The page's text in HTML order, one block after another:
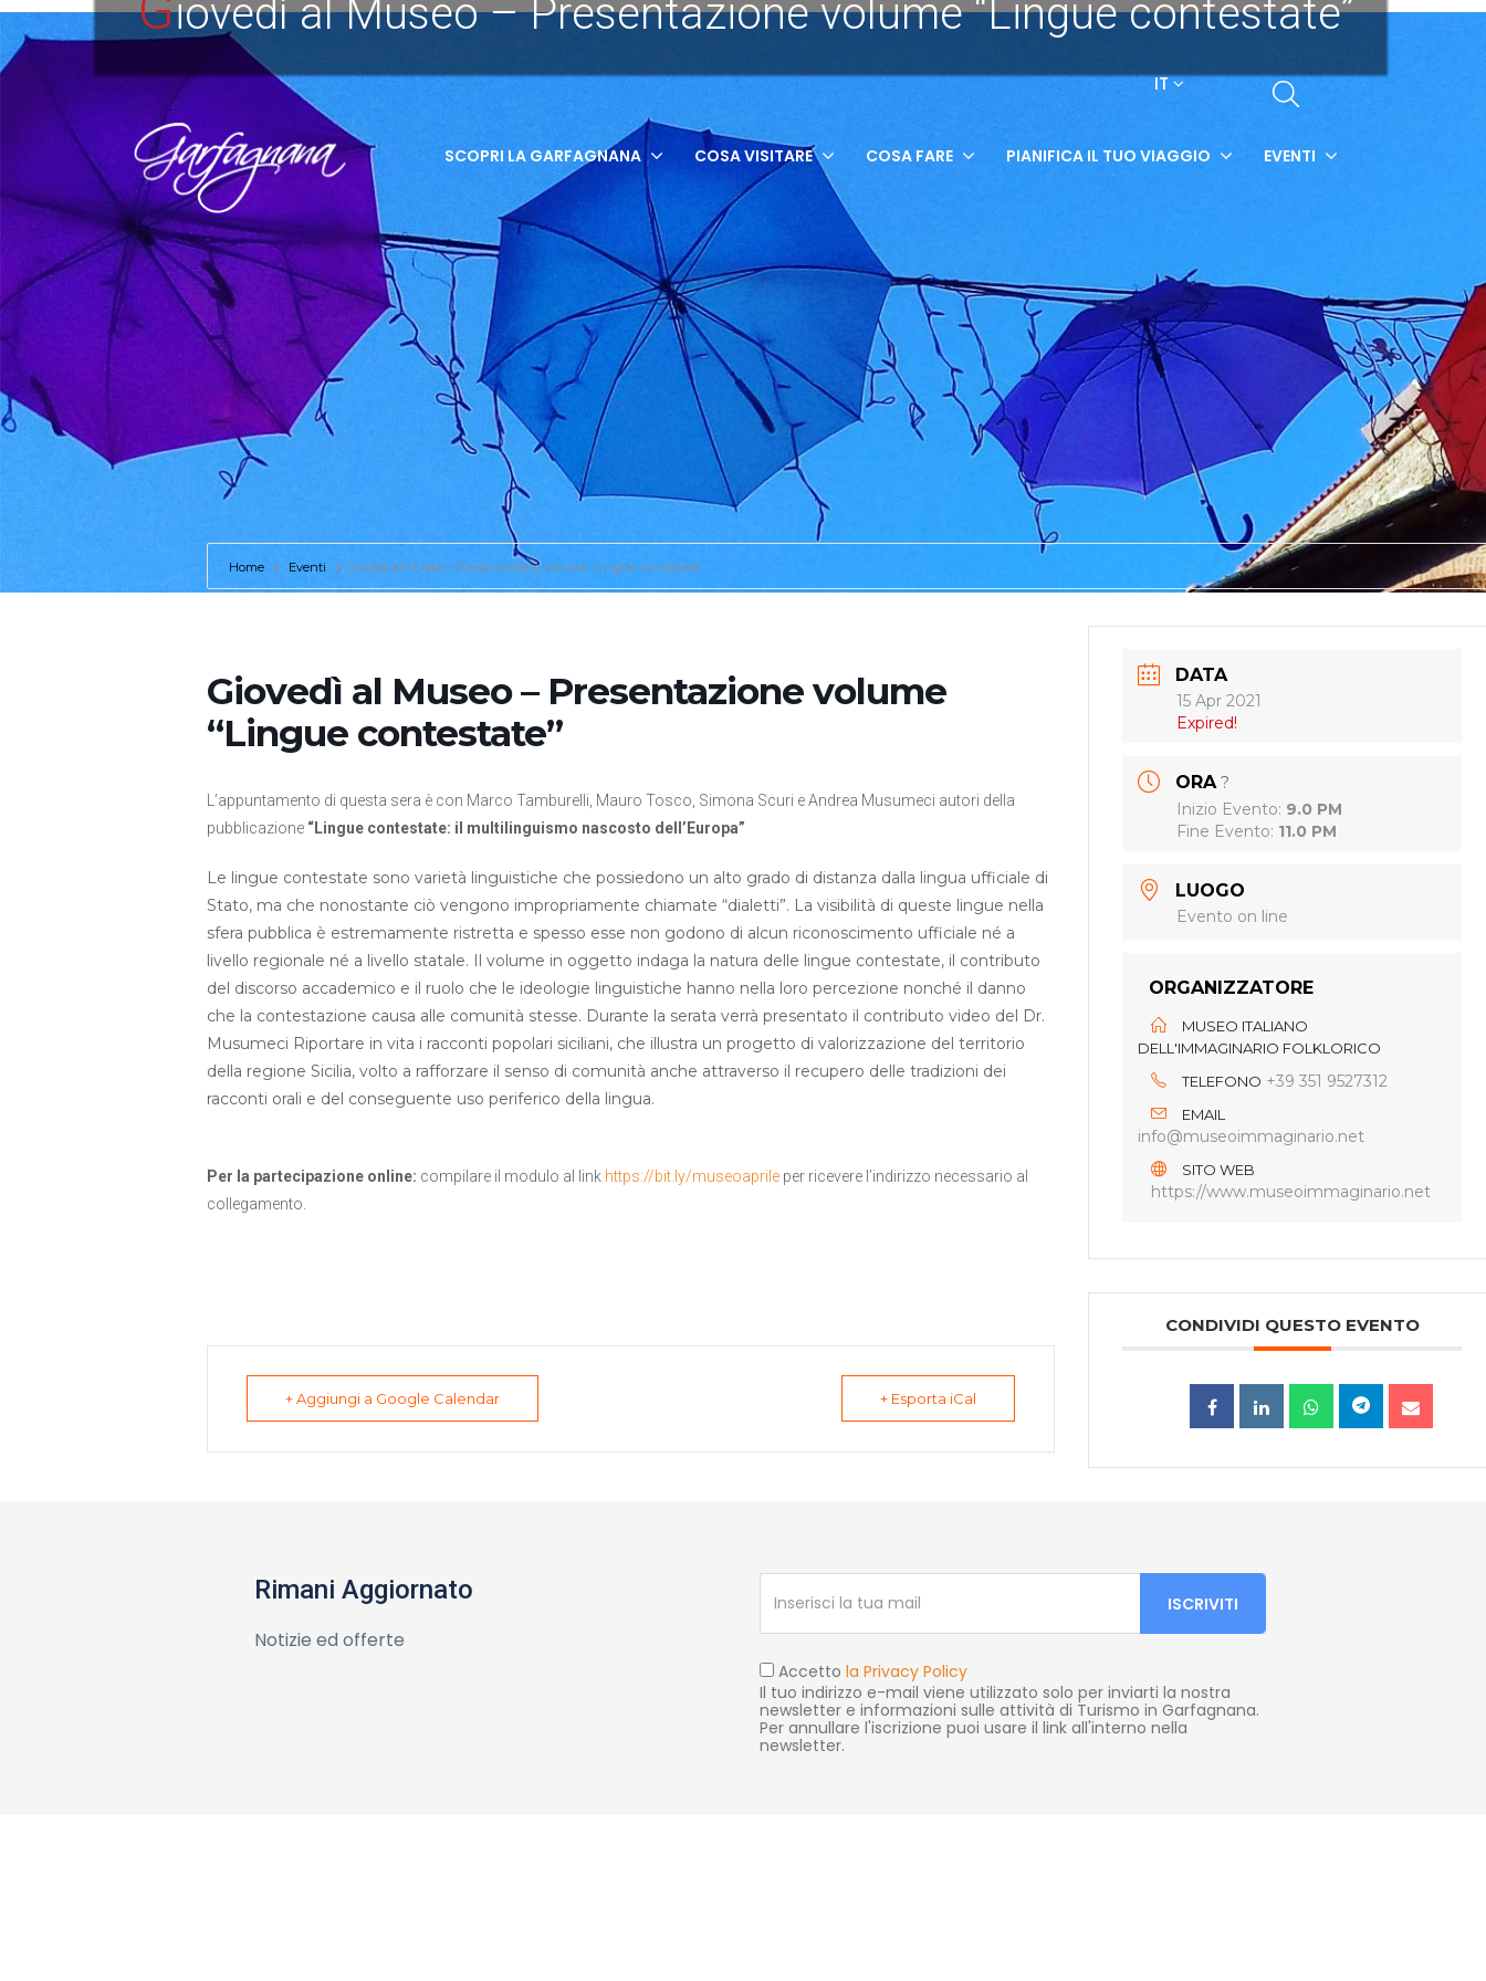
IT
SCOPRI LA GARFAGNANA COSA VISITARE COSA FARE PIANIFICA IL TUO VIAGGIO EVENTI
iovedì al Museo – Presentazione volume “Lingue contestate”
Home Eventi Giovedì al Museo – Presentazione volume “Lingue contestate”
Giovedì al Museo – Presentazione volume
“Lingue contestate”
L’appuntamento di questa sera è con Marco Tamburelli, Mauro Tosco, Simona Scuri e Andrea Musumeci autori della
pubblicazione “Lingue contestate: il multilinguismo nascosto dell’Europa”
Le lingue contestate sono varietà linguistiche che possiedono un alto grado di distanza dalla lingua ufficiale di
Stato, ma che nonostante ciò vengono impropriamente chiamate “dialetti”. La visibilità di queste lingue nella
sfera pubblica è estremamente ristretta e spesso esse non godono di alcun riconoscimento ufficiale né a
livello regionale né a livello statale. Il volume in oggetto indaga la natura delle lingue contestate, il contributo
del discorso accademico e il ruolo che le ideologie linguistiche hanno nella loro percezione nonché il danno
che la contestazione causa alle comunità stesse. Durante la serata verrà presentato il contributo video del Dr.
Musumeci Riportare in vita i racconti popolari siciliani, che illustra un progetto di valorizzazione del territorio
della regione Sicilia, volto a rafforzare il senso di comunità anche attraverso il recupero delle tradizioni dei
racconti orali e del conseguente uso periferico della lingua.
Per la partecipazione online: compilare il modulo al link https://bit.ly/museoaprile per ricevere l’indirizzo necessario al
collegamento.
+ Aggiungi a Google Calendar + Esporta iCal
DATA
15 Apr 2021
Expired!
ORA ?
Inizio Evento: 9.0 PM
Fine Evento: 11.0 PM
LUOGO
Evento on line
ORGANIZZATORE
MUSEO ITALIANO
DELL'IMMAGINARIO FOLKLORICO
TELEFONO +39 351 9527312
EMAIL
info@museoimmaginario.net
SITO WEB
https://www.museoimmaginario.net
CONDIVIDI QUESTO EVENTO
Rimani Aggiornato
Notizie ed offerte
Accetto la Privacy Policy
Il tuo indirizzo e-mail viene utilizzato solo per inviarti la nostra
newsletter e informazioni sulle attività di Turismo in Garfagnana.
Per annullare l'iscrizione puoi usare il link all'interno nella
newsletter.